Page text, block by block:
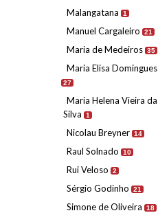
Malangatana 1
Manuel Cargaleiro 21
Maria de Medeiros 35
Maria Elisa Domingues
27
Maria Helena Vieira da
Silva
1
Nicolau Breyner 14
Raul Solnado 10
Rui Veloso 2
Sérgio Godinho 21
Simone de Oliveira 18